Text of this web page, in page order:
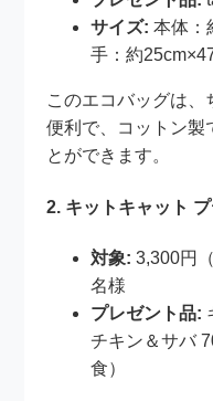
サイズ: 本体：
手：約
このエコバッグは、
便利で、コットン製
とができます。
2. キットキャット
対象: 3,300円
名様
プレゼント品:
チキン＆サバ
食）